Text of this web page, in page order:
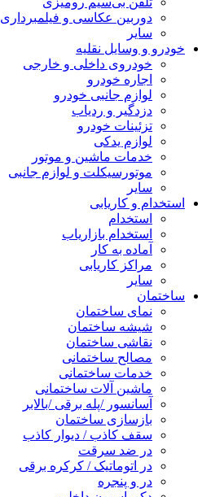
دوربین عکاسی و فیلمبرداری
سایر
خودرو و وسایل نقلیه
خودروی داخلی و خارجی
اجاره خودرو
لوازم جانبی خودرو
دزدگیر و ردیاب
تزئینات خودرو
لوازم یدکی
خدمات ماشین و موتور
موتورسیکلت و لوازم جانبی
سایر
استخدام و کاریابی
استخدام
استخدام بازاریاب
آماده به کار
مراکز کاریابی
سایر
ساختمان
نمای ساختمان
شیشه ساختمان
نقاشی ساختمان
مصالح ساختمانی
خدمات ساختمانی
ماشین آلات ساختمانی
آسانسور /پله برقی /بالابر
بازسازی ساختمان
سقف کاذب / دیوار کاذب
در ضد سرقت
در اتوماتیک / کرکره برقی
در و پنجره